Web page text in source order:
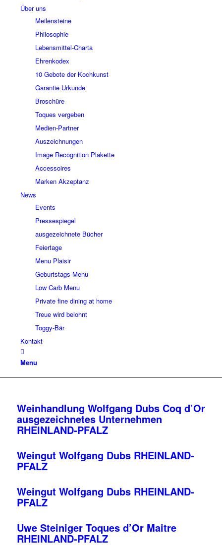
Über uns
Meilensteine
Philosophie
Lebensmittel-Charta
Ehrenkodex
10 Gebote der Kochkunst
Garantie Urkunde
Broschüre
Toques vergeben
Medien-Partner
Auszeichnungen
Image Recognition Plakette
Accessoires
Marken Akzeptanz
News
Events
Pressespiegel
ausgezeichnete Bücher
Feiertage
Menu Plaisir
Geburtstags-Menu
Low Carb Menu
Private fine dining at home
Treue wird belohnt
Toggy-Bär
Kontakt
Menu
Weinhandlung Wolfgang Dubs Coq d’Or
ausgezeichnetes Unternehmen
RHEINLAND-PFALZ
Weingut Wolfgang Dubs RHEINLAND-
PFALZ
Weingut Wolfgang Dubs RHEINLAND-
PFALZ
Uwe Steiniger Toques d’Or Maitre
RHEINLAND-PFALZ